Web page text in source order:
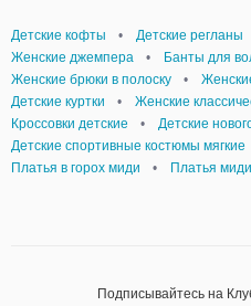
Детские кофты • Детские регланы
Женские джемпера
• Банты для
Женские брюки в полоску
•
Детские куртки
• Женские
Кроссовки детские
• Детские
Детские спортивные костюмы мягкие
Платья в горох миди
• Платья миди
Подписывайтесь на